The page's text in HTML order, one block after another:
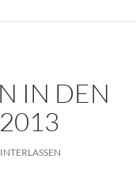
IN DEN